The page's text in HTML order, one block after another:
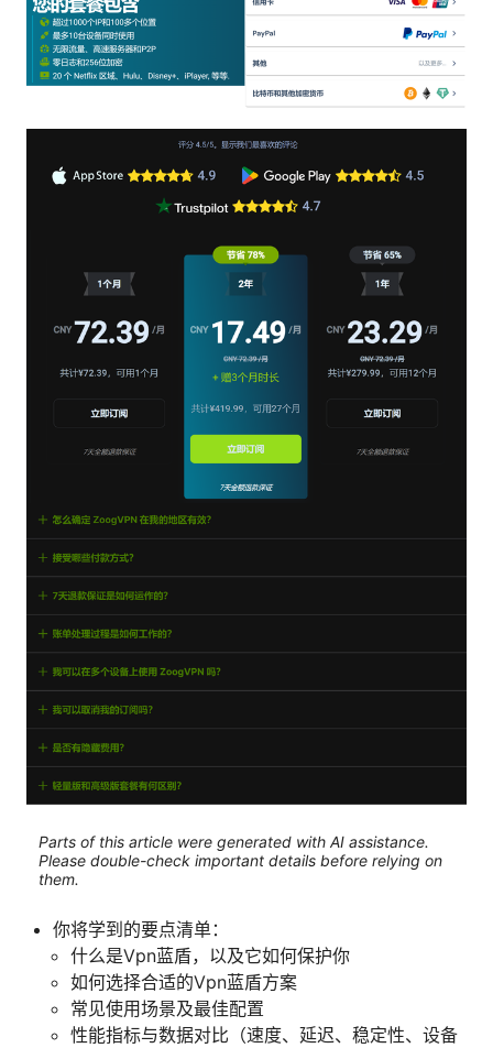
Parts of this article were generated with AI assistance.
Please double-check important details before relying on
them.
你将学到的要点清单：
什么是Vpn蓝盾，以及它如何保护你
如何选择合适的Vpn蓝盾方案
常见使用场景及最佳配置
性能指标与数据对比（速度、延迟、稳定性、设备